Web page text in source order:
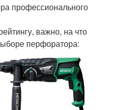
профессионального
важно, на что
перфоратора: